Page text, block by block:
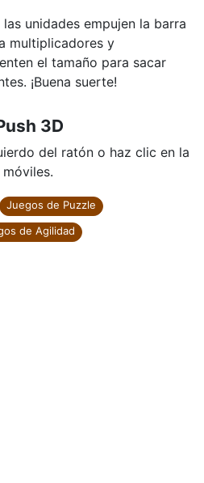
unidades empujen la barra
multiplicadores y
el tamaño para sacar
¡Buena suerte!
3D
del ratón o haz clic en la
Juegos de Puzzle
de Agilidad